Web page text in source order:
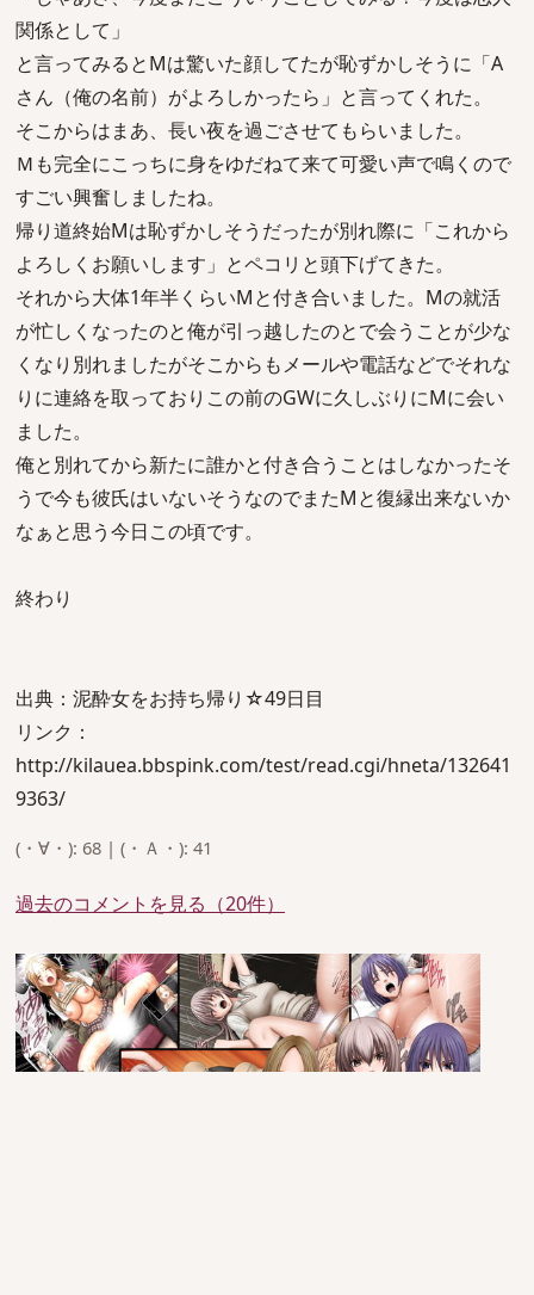
関係として」
と言ってみるとMは驚いた顔してたが恥ずかしそうに「A
さん（俺の名前）がよろしかったら」と言ってくれた。
そこからはまあ、長い夜を過ごさせてもらいました。
Ｍも完全にこっちに身をゆだねて来て可愛い声で鳴くので
すごい興奮しましたね。
帰り道終始Mは恥ずかしそうだったが別れ際に「これから
よろしくお願いします」とペコリと頭下げてきた。
それから大体1年半くらいMと付き合いました。Mの就活
が忙しくなったのと俺が引っ越したのとで会うことが少な
くなり別れましたがそこからもメールや電話などでそれな
りに連絡を取っておりこの前のGWに久しぶりにMに会い
ました。
俺と別れてから新たに誰かと付き合うことはしなかったそ
うで今も彼氏はいないそうなのでまたMと復縁出来ないか
なぁと思う今日この頃です。
終わり
出典：泥酔女をお持ち帰り☆49日目
リンク：
http://kilauea.bbspink.com/test/read.cgi/hneta/132641
9363/
(・∀・): 68 | (・Ａ・): 41
過去のコメントを見る（20件）